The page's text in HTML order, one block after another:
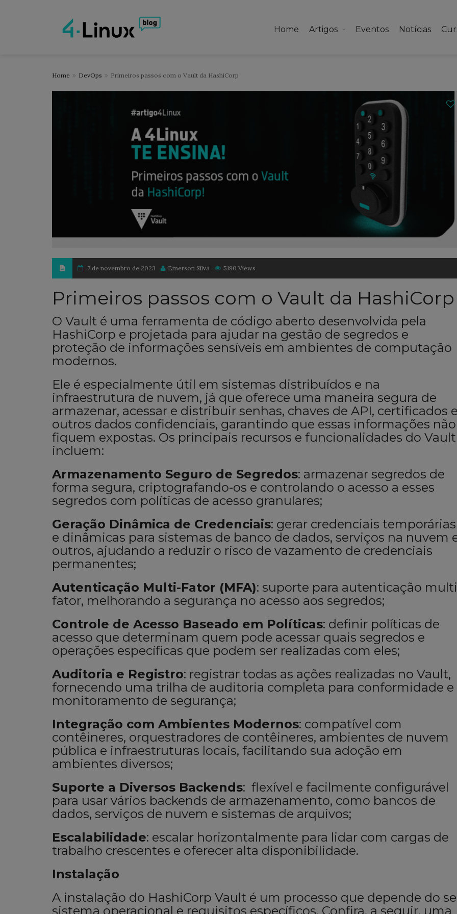
Home Artigos Eventos Notícias
Home DevOps Primeiros passos com o Vault da HashiCorp
7 de novembro de 2023 Emerson Silva 5190 Views
Primeiros passos com o Vault da HashiCorp
O Vault é uma ferramenta de código aberto desenvolvida pela
HashiCorp e projetada para ajudar na gestão de segredos e
proteção de informações sensíveis em ambientes de computação
modernos.
Ele é especialmente útil em sistemas distribuídos e na
infraestrutura de nuvem, já que oferece uma maneira segura de
armazenar, acessar e distribuir senhas, chaves de API, certificados
outros dados confidenciais, garantindo que essas informações não
fiquem expostas. Os principais recursos e funcionalidades do Vault
incluem:
Armazenamento Seguro de Segredos: armazenar segredos de
forma segura, criptografando-os e controlando o acesso a esses
segredos com políticas de acesso granulares;
Geração Dinâmica de Credenciais: gerar credenciais temporárias
e dinâmicas para sistemas de banco de dados, serviços na nuvem
outros, ajudando a reduzir o risco de vazamento de credenciais
permanentes;
Autenticação Multi-Fator (MFA): suporte para autenticação
fator, melhorando a segurança no acesso aos segredos;
Controle de Acesso Baseado em Políticas: definir políticas de
acesso que determinam quem pode acessar quais segredos e
operações específicas que podem ser realizadas com eles;
Auditoria e Registro: registrar todas as ações realizadas no Vault,
fornecendo uma trilha de auditoria completa para conformidade e
monitoramento de segurança;
Integração com Ambientes Modernos: compatível com
contêineres, orquestradores de contêineres, ambientes de nuvem
pública e infraestruturas locais, facilitando sua adoção em
ambientes diversos;
Suporte a Diversos Backends: flexível e facilmente configurável
para usar vários backends de armazenamento, como bancos de
dados, serviços de nuvem e sistemas de arquivos;
Escalabilidade: escalar horizontalmente para lidar com cargas de
trabalho crescentes e oferecer alta disponibilidade.
Instalação
A instalação do HashiCorp Vault é um processo que depende do
sistema operacional e requisitos específicos. Confira, a seguir, uma